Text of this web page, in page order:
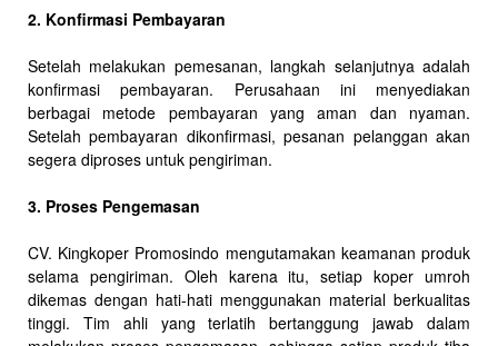
2. Konfirmasi Pembayaran
Setelah melakukan pemesanan, langkah selanjutnya adalah
konfirmasi pembayaran. Perusahaan ini menyediakan
berbagai metode pembayaran yang aman dan nyaman.
Setelah pembayaran dikonfirmasi, pesanan pelanggan akan
segera diproses untuk pengiriman.
3. Proses Pengemasan
CV. Kingkoper Promosindo mengutamakan keamanan produk
selama pengiriman. Oleh karena itu, setiap koper umroh
dikemas dengan hati-hati menggunakan material berkualitas
tinggi. Tim ahli yang terlatih bertanggung jawab dalam